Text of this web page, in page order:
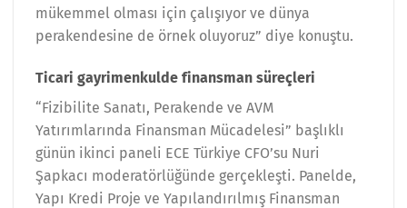
mükemmel olması için çalışıyor ve dünya
perakendesine de örnek oluyoruz” diye konuştu.
Ticari gayrimenkulde finansman süreçleri
“Fizibilite Sanatı, Perakende ve AVM
Yatırımlarında Finansman Mücadelesi” başlıklı
günün ikinci paneli ECE Türkiye CFO’su Nuri
Şapkacı moderatörlüğünde gerçekleşti. Panelde,
Yapı Kredi Proje ve Yapılandırılmış Finansman